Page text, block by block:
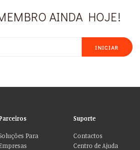
AINDA HOJE!
INICIAR
Para
Suporte
Contactos
Centro de Ajuda